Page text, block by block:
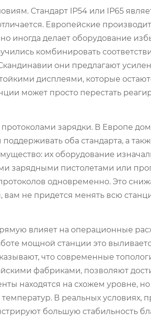
Стандарт IP54 или IP65
Европейские
но иногда делает оборудование
комбинировать
они предлагают
дисплеями, которые
может просто перестать
зарядки. В Европе
оба стандарта, а
их оборудование
зарядными пистолетами или
одновременно. Это
не придется менять всю
влияет на операционные
мощной станции это
что современные
фабриками, позволяют
находятся на схожем уровне, но
В реальных условиях,
большую стабильность